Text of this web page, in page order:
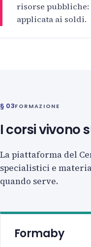
risorse
applicata ai soldi.
§ 03FORMAZIONE
I corsi vivono
La piattaforma del
specialistici e
quando serve.
Formaby